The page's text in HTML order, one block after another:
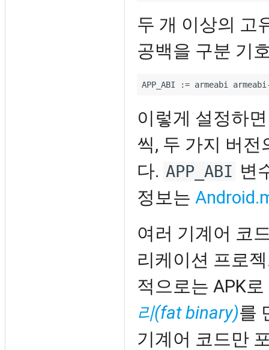
두 개 이상의 고
공백을 구분 기
이렇게 설정하
씩, 두 가지 버
다. APP_ABI 변
정보는
여러 기계어 코
리케이션 프로
적으로는 APK
리(fat binary)를
기계어 코드만